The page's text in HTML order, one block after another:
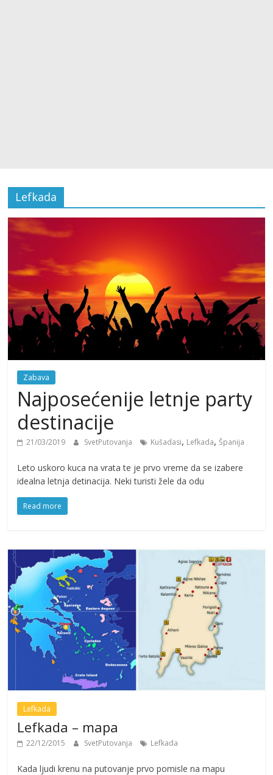
Lefkada
Zabava
Najposećenije letnje party
destinacije
21/03/2019 SvetPutovanja Kušadasi, Lefkada,Španija
Leto uskoro kuca na vrata te je prvo vreme da se izabere
idealna letnja detinacija. Neki turisti žele da odu
Read more
Lefkada
Lefkada – mapa
22/12/2015 SvetPutovanja Lefkada
Kada ljudi krenu na putovanje prvo pomisle na mapu